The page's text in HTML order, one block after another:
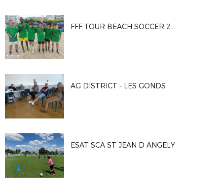
FFF TOUR BEACH SOCCER 2023
AG DISTRICT - LES GONDS
ESAT SCA ST JEAN D ANGELY